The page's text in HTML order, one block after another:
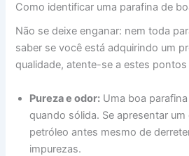
Como identificar uma parafina de
Não se deixe enganar: nem toda
saber se você está adquirindo um
qualidade, atente-se a estes
Pureza e odor: Uma boa
quando sólida. Se apresentar
petróleo antes mesmo de
impurezas.